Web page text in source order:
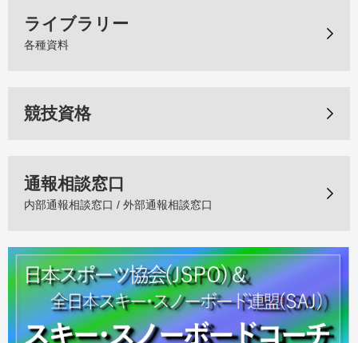
ライブラリー
各種資料
競技資格
通報相談窓口
内部通報相談窓口 / 外部通報相談窓口